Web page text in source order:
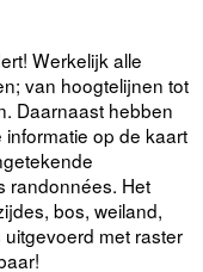
Werkelijk alle
van hoogtelijnen tot
Daarnaast hebben
op de kaart
randonnées. Het
bos, weiland,
met raster